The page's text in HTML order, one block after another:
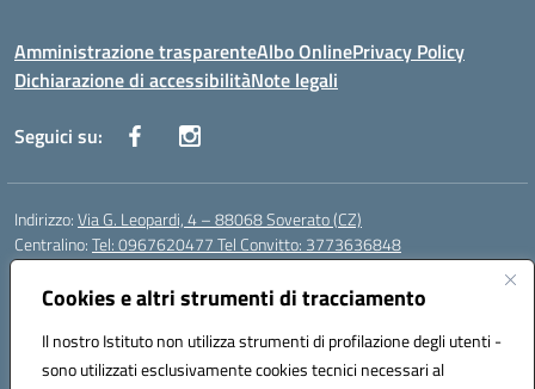
Cookies e altri strumenti di tracciamento
Il nostro Istituto non utilizza strumenti di profilazione degli utenti -
sono utilizzati esclusivamente cookies tecnici necessari al
Amministrazione trasparenteAlbo OnlinePrivacy Policy
Dichiarazione di accessibilitàNote legali
Seguici su:
Indirizzo:Via G. Leopardi, 4 – 88068 Soverato (CZ)
Centralino:Tel: 0967620477 Tel Convitto: 3773636848
Email:
Posta elettronica certificata (PEC):czrh04000q@pec.istruzione.it
Codice fiscale: 84000690796
Codice meccanografico:CZRH04000Q